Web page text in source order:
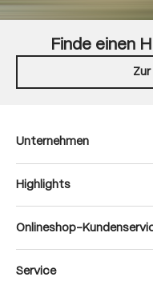
Finde einen
Unternehmen
Highlights
Onlineshop-
Service